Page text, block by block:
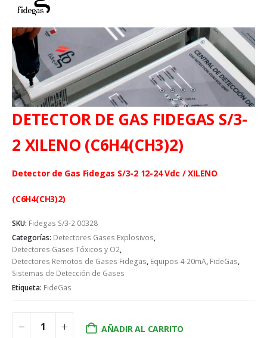
DETECTOR DE GAS FIDEGAS S/3-
2 XILENO (C6H4(CH3)2)
Detector de Gas Fidegas S/3-2 12-24 Vdc / XILENO
(C6H4(CH3)2)
SKU: Fidegas S/3-2 00328
Categorías: Detectores Gases Explosivos,
Detectores Gases Tóxicos y O2,
Detectores Remotos de Gases Fidegas, Equipos 4-20mA, FideGas,
Sistemas de Detección de Gases
Etiqueta: FideGas
AÑADIR AL CARRITO